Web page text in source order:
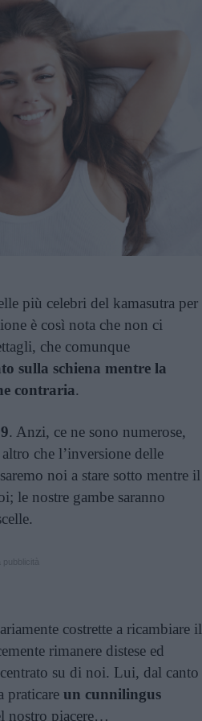
più celebri del kamasutra per
è così nota che non ci
che comunque
sulla schiena mentre la
contraria.
. Anzi, ce ne sono numerose,
che l’inversione delle
noi a stare sotto mentre il
le nostre gambe saranno
costrette a ricambiare il
rimanere distese ed
su di noi. Lui, dal canto
praticare un cunnilingus
nostro piacere…